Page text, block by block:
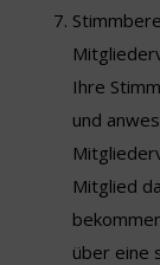
Ihre
und
Mitglied
über eine